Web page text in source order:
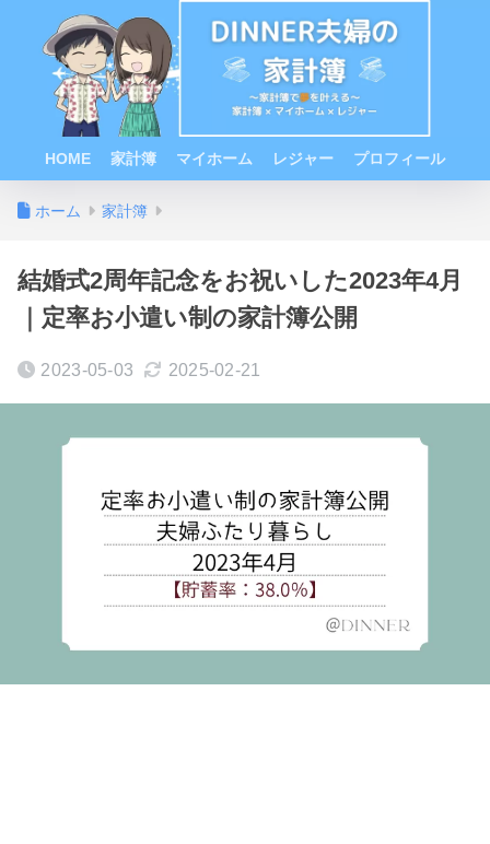
HOME 家計簿 マイホーム レジャー プロフィール
ホーム 家計簿
結婚式2周年記念をお祝いした2023年4月
｜定率お小遣い制の家計簿公開
2023-05-03 2025-02-21